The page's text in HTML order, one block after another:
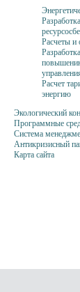
Расчеты и
Расчет
энергию
Экологический
Программные
Система
Антикризисный
Карта сайта